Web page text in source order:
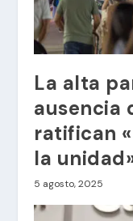
La alta
ausencia
ratifican
la
5 agosto, 2025